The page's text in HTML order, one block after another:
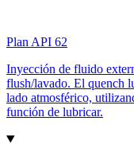
Plan API 62
Inyección de fluido
flush/lavado. El quench
lado atmosférico,
función de lubricar.